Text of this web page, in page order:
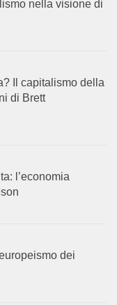
nella visione di
Il capitalismo della
di Brett
l’economia
dei